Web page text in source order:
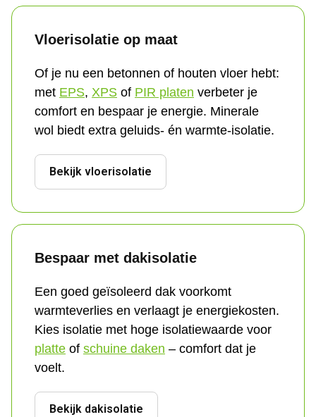
Vloerisolatie op maat
Of je nu een betonnen of houten vloer hebt:
met EPS, XPS of PIR platen verbeter je
comfort en bespaar je energie. Minerale
wol biedt extra geluids- én warmte-isolatie.
Bekijk vloerisolatie
Bespaar met dakisolatie
Een goed geïsoleerd dak voorkomt
warmteverlies en verlaagt je energiekosten.
platte of schuine daken – comfort dat je
voelt.
Bekijk dakisolatie